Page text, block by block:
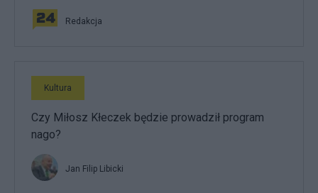
Redakcja
Kultura
Czy Miłosz Kłeczek będzie prowadził program
nago?
Jan Filip Libicki